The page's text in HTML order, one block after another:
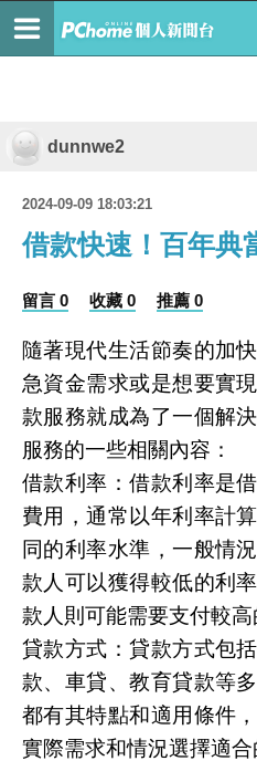
dunnwe2
2024-09-09 18:03:21
借款快速！百年典
留言 0 收藏 0 推薦 0
隨著現代生活節奏的加
急資金需求或是想要實
款服務就成為了一個解
服務的一些相關內容：
借款利率：借款利率是
費用，通常以年利率計
同的利率水準，一般情
款人可以獲得較低的利
款人則可能需要支付較高
貸款方式：貸款方式包
款、車貸、教育貸款等
都有其特點和適用條件
實際需求和情況選擇適合